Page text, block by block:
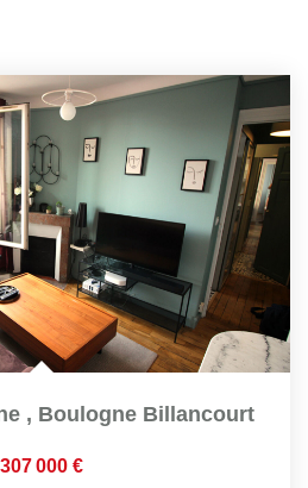
, Boulogne Billancourt
307 000 €